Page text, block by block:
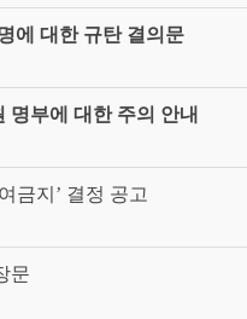
에 대한 규탄 결의문
명부에 대한 주의 안내
금지’ 결정 공고
문